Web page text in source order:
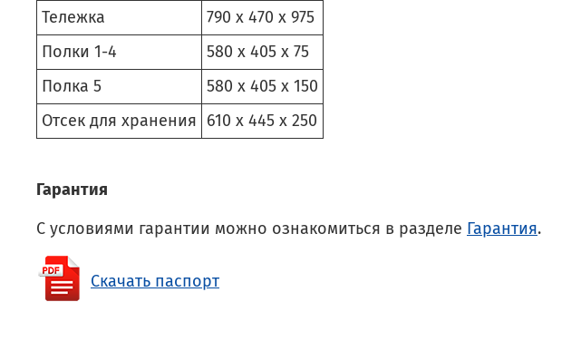
Тележка
790 х 470 х 975
Полки 1-4
580 х 405 х 75
Полка 5
580 х 405 х 150
Отсек для хранения 610 х 445 х 250
Гарантия
С условиями гарантии можно ознакомиться в разделе Гарантия.
Скачать паспорт